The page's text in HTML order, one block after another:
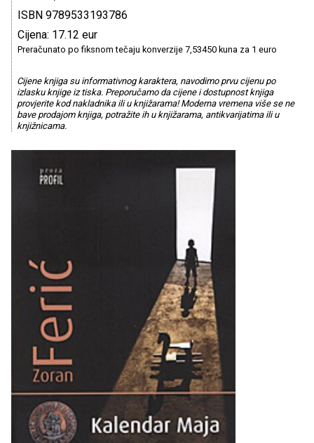
ISBN 9789533193786
Cijena: 17.12 eur
Preračunato po fiksnom tečaju konverzije 7,53450 kuna za 1 euro
Cijene knjiga su informativnog karaktera, navodimo prvu cijenu po
izlasku knjige iz tiska. Preporučamo da cijene i dostupnost knjiga
provjerite kod nakladnika ili u knjižarama! Moderna vremena više se ne
bave prodajom knjiga, potražite ih u knjižarama, antikvarijatima ili u
knjižnicama.